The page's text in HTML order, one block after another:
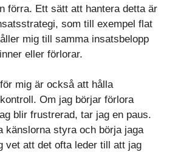
förra. Ett sätt att hantera detta är
som till exempel flat
mig till samma insatsbelopp
eller förlorar.
mig är också att hålla
Om jag börjar förlora
blir frustrerad, tar jag en paus.
känslorna styra och börja jaga
vet att det ofta leder till att jag